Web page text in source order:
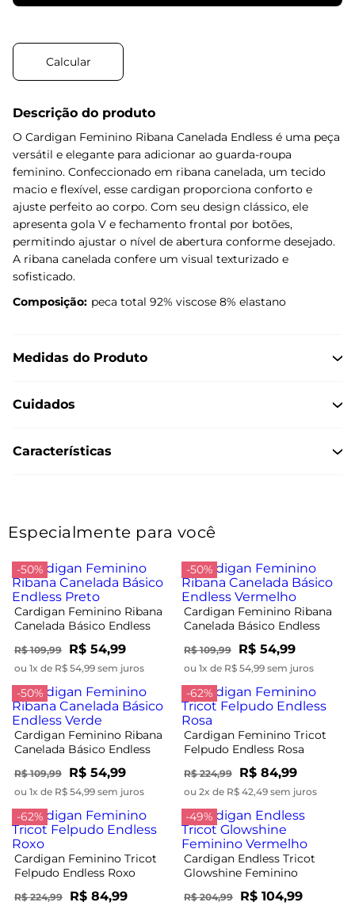
Descrição do produto
O Cardigan Feminino Ribana Canelada Endless é uma peça
versátil e elegante para adicionar ao guarda-roupa
feminino. Confeccionado em ribana canelada, um tecido
macio e flexível, esse cardigan proporciona conforto e
ajuste perfeito ao corpo. Com seu design clássico, ele
apresenta gola V e fechamento frontal por botões,
permitindo ajustar o nível de abertura conforme desejado.
A ribana canelada confere um visual texturizado e
sofisticado.
Composição: peca total 92% viscose 8% elastano
Medidas do Produto
Cuidados
Características
Especialmente para você
-50%
Cardigan Feminino Ribana
Canelada Básico Endless
R$ 109,99 R$ 54,99
ou 1x de R$ 54,99 sem juros
-50%
Cardigan Feminino Ribana
Canelada Básico Endless
R$ 109,99 R$ 54,99
ou 1x de R$ 54,99 sem juros
-50%
Cardigan Feminino Ribana
Canelada Básico Endless
R$ 109,99 R$ 54,99
ou 1x de R$ 54,99 sem juros
-62%
Cardigan Feminino Tricot
Felpudo Endless Rosa
R$ 224,99 R$ 84,99
ou 2x de R$ 42,49 sem juros
-62%
Cardigan Feminino Tricot
Felpudo Endless Roxo
R$ 224,99 R$ 84,99
-49%
Cardigan Endless Tricot
Glowshine Feminino
R$ 204,99 R$ 104,99